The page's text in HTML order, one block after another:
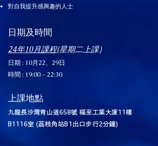
對自我提升感興趣的人士
日期及時間​
24年10月課程(星期二上課)
日期 : 10月22、29日
時間 : 19:00 - 22:30
上課地點
九龍長沙灣青山道658號 福至工業大廈11樓
B1116室 (荔枝角站B1出口步行2分鐘)